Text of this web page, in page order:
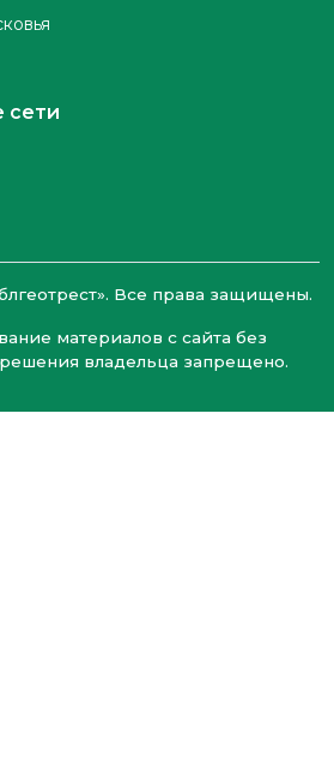
сети
Все права защищены.
материалов с сайта без
владельца запрещено.